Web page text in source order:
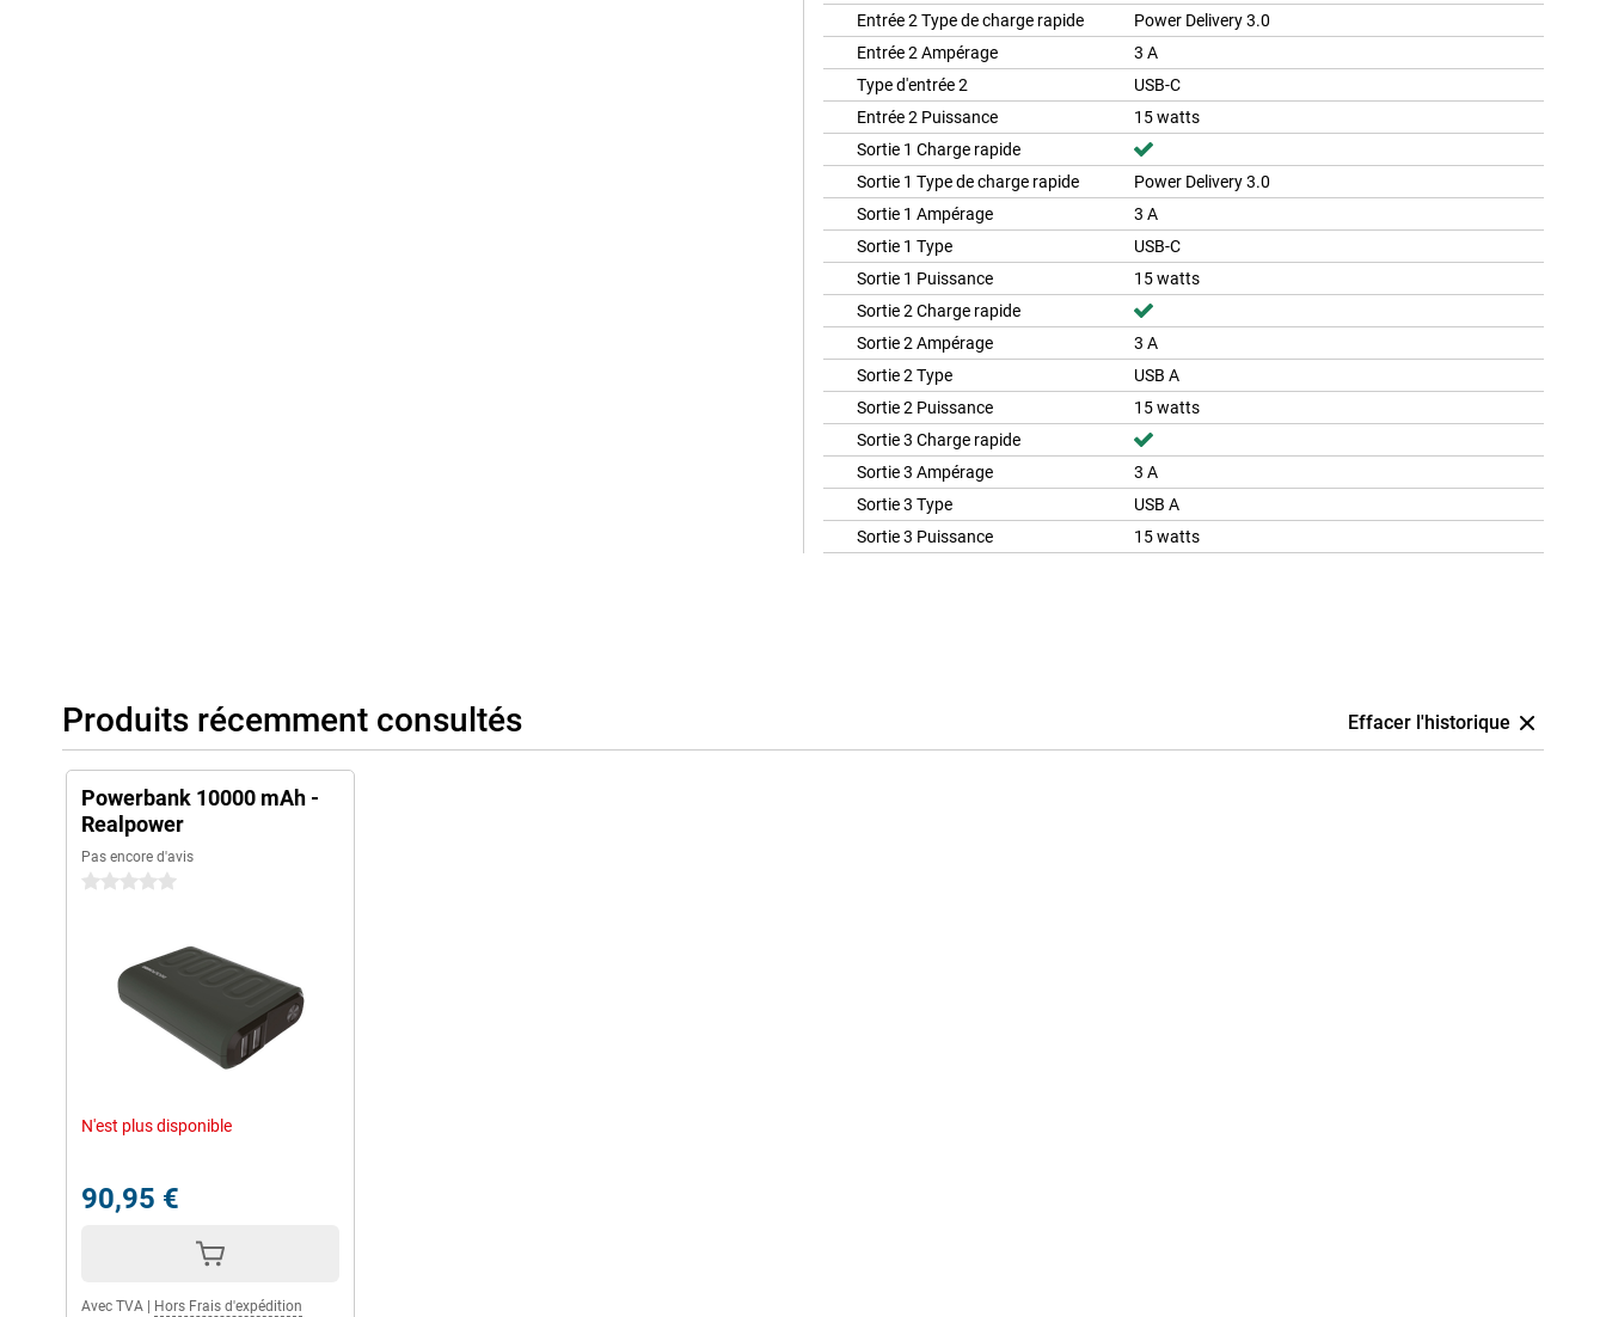
Entrée 2 Type de charge rapide
Power Delivery 3.0
Entrée 2 Ampérage
3 A
Type d'entrée 2
USB-C
Entrée 2 Puissance
15 watts
Sortie 1 Charge rapide
Sortie 1 Type de charge rapide
Power Delivery 3.0
Sortie 1 Ampérage
3 A
Sortie 1 Type
USB-C
Sortie 1 Puissance
15 watts
Sortie 2 Charge rapide
Sortie 2 Ampérage
3 A
Sortie 2 Type
USB A
Sortie 2 Puissance
15 watts
Sortie 3 Charge rapide
Sortie 3 Ampérage
3 A
Sortie 3 Type
USB A
Sortie 3 Puissance
15 watts
Produits récemment consultés Effacer l'historique
Powerbank 10000 mAh -
Realpower
Pas encore d'avis
0 étoiles
N'est plus disponible
90,95 €
Avec TVA Hors Frais d'expédition